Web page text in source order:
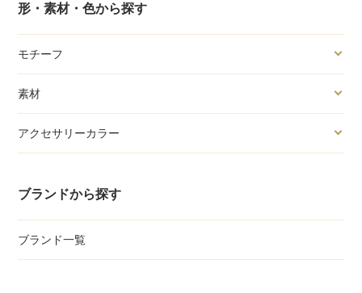
形・素材・色から探す
モチーフ
素材
アクセサリーカラー
ブランドから探す
ブランド一覧